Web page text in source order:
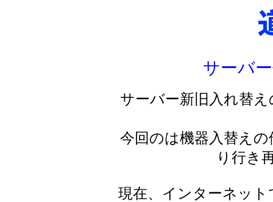
サーバ
サーバー新旧入れ替
今回のは機器入替え
り行き
現在、インターネッ